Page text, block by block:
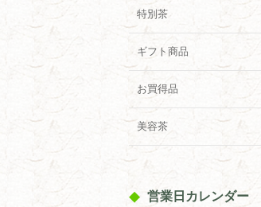
特別茶
ギフト商品
お買得品
美容茶
営業日カレンダー